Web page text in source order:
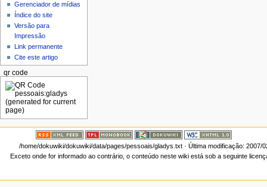
Gerenciador de mídias
Índice do site
Versão para
Impressão
Link permanente
Cite este artigo
qr code
/home/dokuwiki/dokuwiki/data/pages/pessoais/gladys.txt· Última modificação: 2007/
Exceto onde for informado ao contrário, o conteúdo neste wiki está sob a seguinte